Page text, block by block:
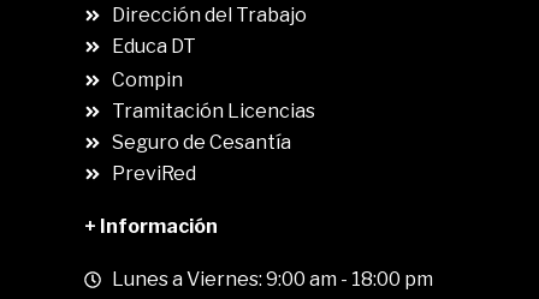
Dirección del Trabajo
Educa DT
Compin
Tramitación Licencias
Seguro de Cesantía
PreviRed
+ Información
Lunes a Viernes: 9:00 am - 18:00 pm